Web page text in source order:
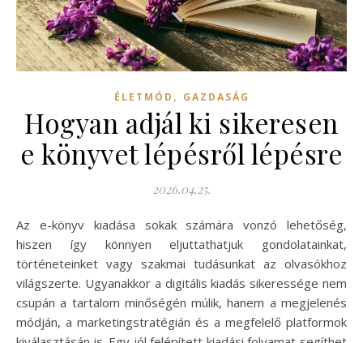
ÉLETMÓD , GAZDASÁG
Hogyan adjál ki sikeresen
e könyvet lépésről lépésre
2026.04.25.
Az e-könyv kiadása sokak számára vonzó lehetőség,
hiszen így könnyen eljuttathatjuk gondolatainkat,
történeteinket vagy szakmai tudásunkat az olvasókhoz
világszerte. Ugyanakkor a digitális kiadás sikeressége nem
csupán a tartalom minőségén múlik, hanem a megjelenés
módján, a marketingstratégián és a megfelelő platformok